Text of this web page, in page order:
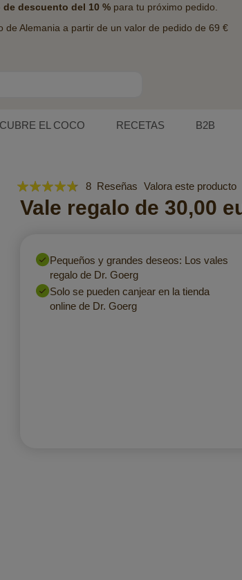
descuento del 10 %para tu próximo pedido.
de Alemania a partir de un valor de pedido de 69 €
EL COCO RECETAS B2B
Valoración:
90
% of100
8 Reseñas Valora este producto
Vale regalo de 30,00
Pequeños y grandes deseos: Los vales
regalo de Dr. Goerg
Solo se pueden canjear en la tienda
online de Dr. Goerg